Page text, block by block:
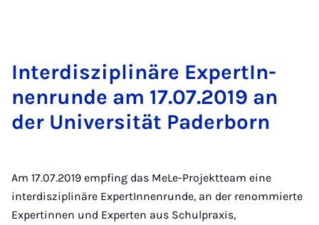
In­ter­dis­zi­pli­näre Ex­per­tIn­
nen­run­de am 17.07.2019 an
der Uni­ver­si­tät Pa­der­born
Am 17.07.2019 empfing das MeLe-Projektteam eine
interdisziplinäre ExpertInnenrunde, an der renommierte
Expertinnen und Experten aus Schulpraxis,